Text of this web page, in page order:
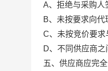
A、拒绝与采购人
B、未按要求向代
C、未按竞价要求
D、不同供应商
五、 供应商应完